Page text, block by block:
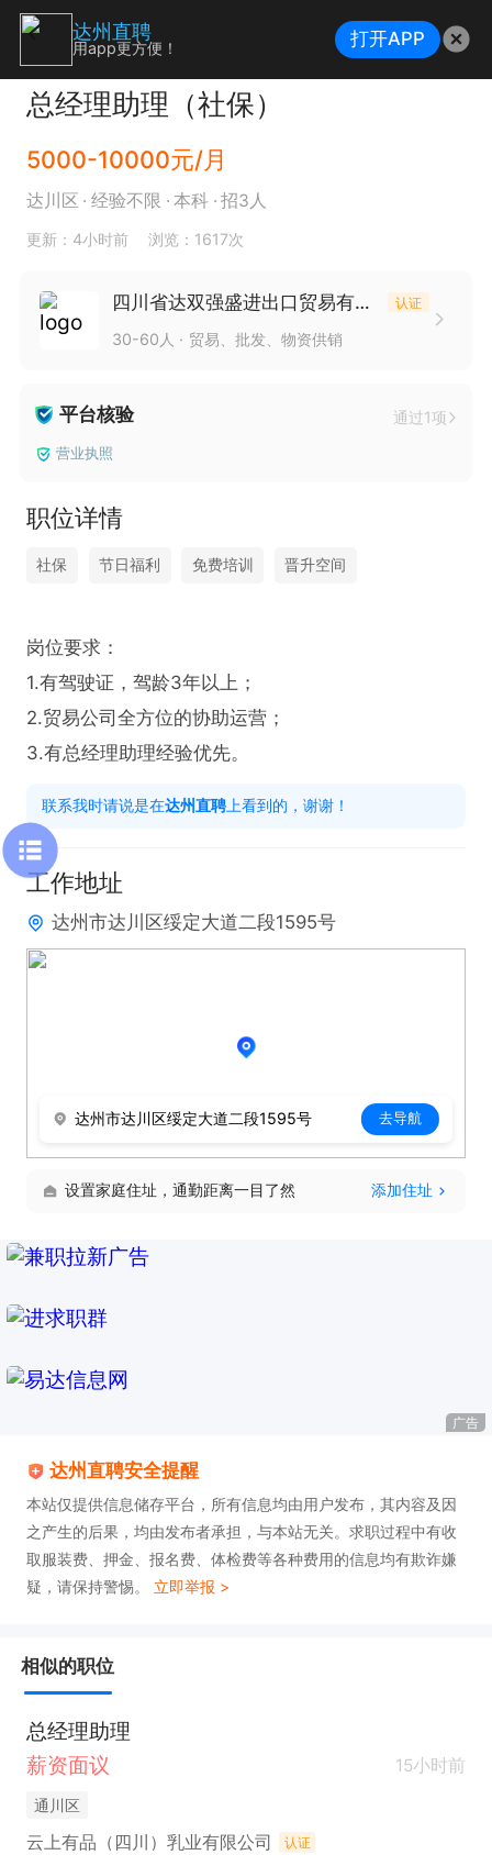
总经理助理（社保）
5000-10000元/月
达川区 经验不限 本科 招3人
更新：4小时前 浏览：1617次
四川省达双强盛进出口贸易有限公司 认证
30-60人 贸易、批发、物资供销
平台核验 通过1项
营业执照
职位详情
社保 节日福利 免费培训 晋升空间
岗位要求：
1.有驾驶证，驾龄3年以上；
2.贸易公司全方位的协助运营；
3.有总经理助理经验优先。
联系我时请说是在达州直聘 上看到的，谢谢！
工作地址
达州市达川区绥定大道二段1595号
达州市达川区绥定大道二段1595号 去导航
设置家庭住址，通勤距离一目了然 添加住址
广告
达州直聘安全提醒
本站仅提供信息储存平台，所有信息均由用户发布，其内容及因
之产生的后果，均由发布者承担，与本站无关。求职过程中有收
取服装费、押金、报名费、体检费等各种费用的信息均有欺诈嫌
疑，请保持警惕。 立即举报 >
相似的职位
总经理助理
薪资面议
15小时前
通川区
云上有品（四川）乳业有限公司 认证
达州直聘
用app更方便！ 打开APP